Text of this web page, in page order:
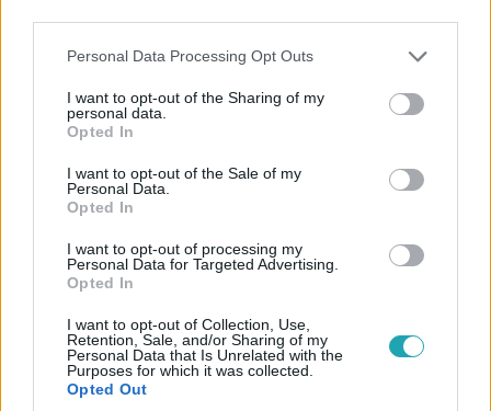
Please note that this website/app uses one or more Google
not limited to your visit or usage behaviour. You may click to
grant or deny consent to Google and its third-party tags to
use your data for below specified purposes in below Google
consent section.
Personal Data Processing Opt Outs
I want to opt-out of the Sharing of my
personal data.
Opted In
I want to opt-out of the Sale of my
Personal Data.
Opted In
I want to opt-out of processing my
Personal Data for Targeted Advertising.
Opted In
I want to opt-out of Collection, Use,
Retention, Sale, and/or Sharing of my
Personal Data that Is Unrelated with the
Purposes for which it was collected.
Opted Out
2017. május 3. 19:15
Barbi: "Féltékeny vagyok egy picit..."
Ramóna megnyugszik, és Barbi segítségével először
közeledik a babához. Barbi boldog – hirtelen azonban túl
elvesztésétől való félelem, és elküldi Ramónát.